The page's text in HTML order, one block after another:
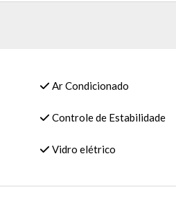
Ar Condicionado
Controle de Estabilidade
Vidro elétrico